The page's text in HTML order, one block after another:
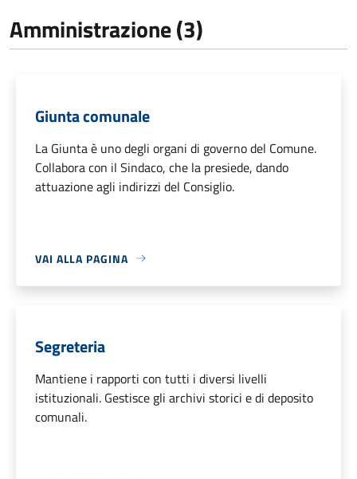
Amministrazione (3)
Giunta comunale
La Giunta è uno degli organi di governo del Comune.
Collabora con il Sindaco, che la presiede, dando
attuazione agli indirizzi del Consiglio.
VAI ALLA PAGINA
Segreteria
Mantiene i rapporti con tutti i diversi livelli
istituzionali. Gestisce gli archivi storici e di deposito
comunali.